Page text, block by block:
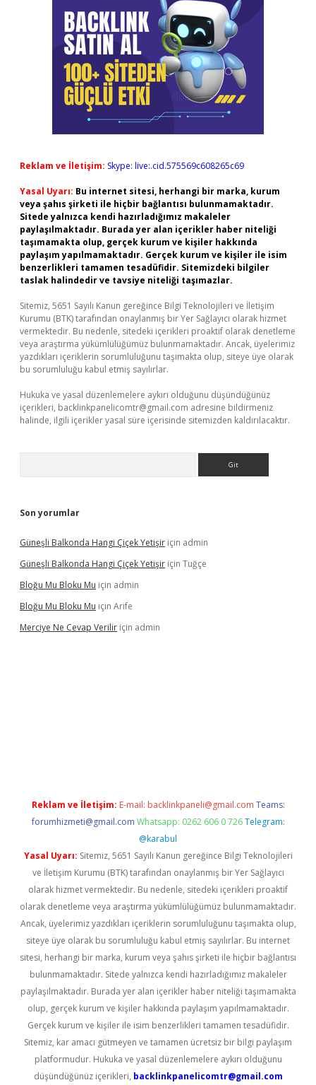
Reklam ve İletişim: Skype: live:.cid.575569c608265c69
Yasal Uyarı: Bu internet sitesi, herhangi bir marka, kurum
veya şahıs şirketi ile hiçbir bağlantısı bulunmamaktadır.
Sitede yalnızca kendi hazırladığımız makaleler
paylaşılmaktadır. Burada yer alan içerikler haber niteliği
taşımamakta olup, gerçek kurum ve kişiler hakkında
paylaşım yapılmamaktadır. Gerçek kurum ve kişiler ile isim
benzerlikleri tamamen tesadüfidir. Sitemizdeki bilgiler
taslak halindedir ve tavsiye niteliği taşımazlar.
Sitemiz, 5651 Sayılı Kanun gereğince Bilgi Teknolojileri ve İletişim
Kurumu (BTK) tarafından onaylanmış bir Yer Sağlayıcı olarak hizmet
vermektedir. Bu nedenle, sitedeki içerikleri proaktif olarak denetleme
veya araştırma yükümlülüğümüz bulunmamaktadır. Ancak, üyelerimiz
yazdıkları içeriklerin sorumluluğunu taşımakta olup, siteye üye olarak
bu sorumluluğu kabul etmiş sayılırlar.
Hukuka ve yasal düzenlemelere aykırı olduğunu düşündüğünüz
içerikleri, backlinkpanelicomtr@gmail.com adresine bildirmeniz
halinde, ilgili içerikler yasal süre içerisinde sitemizden kaldırılacaktır.
Son yorumlar
Güneşli Balkonda Hangi Çiçek Yetişir için admin
Güneşli Balkonda Hangi Çiçek Yetişir için Tuğçe
Bloğu Mu Bloku Mu için admin
Bloğu Mu Bloku Mu için Arife
Merciye Ne Cevap Verilir için admin
Reklam ve İletişim: E-mail: backlinkpaneli@gmail.com Teams:
forumhizmeti@gmail.com Whatsapp: 0262 606 0 726 Telegram:
@karabul
Yasal Uyarı: Sitemiz, 5651 Sayılı Kanun gereğince Bilgi Teknolojileri
ve İletişim Kurumu (BTK) tarafından onaylanmış bir Yer Sağlayıcı
olarak hizmet vermektedir. Bu nedenle, sitedeki içerikleri proaktif
olarak denetleme veya araştırma yükümlülüğümüz bulunmamaktadır.
Ancak, üyelerimiz yazdıkları içeriklerin sorumluluğunu taşımakta olup,
siteye üye olarak bu sorumluluğu kabul etmiş sayılırlar. Bu internet
sitesi, herhangi bir marka, kurum veya şahıs şirketi ile hiçbir bağlantısı
bulunmamaktadır. Sitede yalnızca kendi hazırladığımız makaleler
paylaşılmaktadır. Burada yer alan içerikler haber niteliği taşımamakta
olup, gerçek kurum ve kişiler hakkında paylaşım yapılmamaktadır.
Gerçek kurum ve kişiler ile isim benzerlikleri tamamen tesadüfidir.
Sitemiz, kar amacı gütmeyen ve tamamen ücretsiz bir bilgi paylaşım
platformudur. Hukuka ve yasal düzenlemelere aykırı olduğunu
düşündüğünüz içerikleri, backlinkpanelicomtr@gmail.com